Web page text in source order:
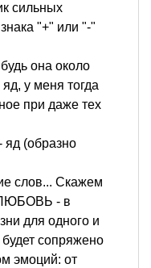
сильных
"+" или "-"
она около
у меня тогда
при даже тех
яд (образно
слов... Скажем
ЛЮБОВЬ - в
для одного и
сопряжено
эмоций: от